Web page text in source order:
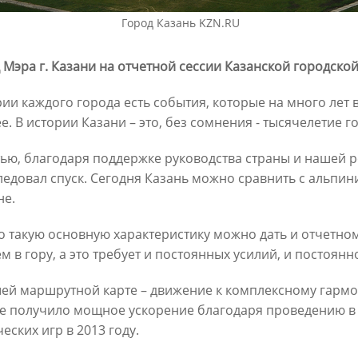
дополнительно один миллион
05/12/2023
«Для
сферы
бюджета города»
Ильсур Метшин о 10-летии
Универсиады-2013: «После
которые знают во всем мире»
06/07/2023
Город Казань KZN.RU
г. Казани на отчетной сессии Казанской
каждого города есть события, которые на много лет
В истории Казани – это, без сомнения - тысячелетие
благодаря поддержке руководства страны и нашей
спуск. Сегодня Казань можно сравнить с
основную характеристику можно дать и
в гору, а это требует и постоянных усилий, и
маршрутной карте – движение к комплексному
получило мощное ускорение благодаря проведению
игр в 2013 году.